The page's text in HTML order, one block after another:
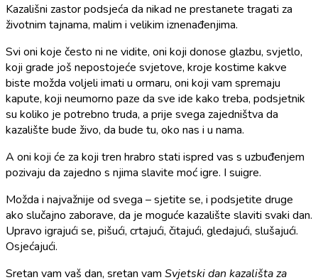
Kazališni zastor podsjeća da nikad ne prestanete tragati za
životnim tajnama, malim i velikim iznenađenjima.
Svi oni koje često ni ne vidite, oni koji donose glazbu, svjetlo,
koji grade još nepostojeće svjetove, kroje kostime kakve
biste možda voljeli imati u ormaru, oni koji vam spremaju
kapute, koji neumorno paze da sve ide kako treba, podsjetnik
su koliko je potrebno truda, a prije svega zajedništva da
kazalište bude živo, da bude tu, oko nas i u nama.
A oni koji će za koji tren hrabro stati ispred vas s uzbuđenjem
pozivaju da zajedno s njima slavite moć igre. I suigre.
Možda i najvažnije od svega – sjetite se, i podsjetite druge
ako slučajno zaborave, da je moguće kazalište slaviti svaki dan.
Upravo igrajući se, pišući, crtajući, čitajući, gledajući, slušajući.
Osjećajući.
Sretan vam vaš dan, sretan vam Svjetski dan kazališta za